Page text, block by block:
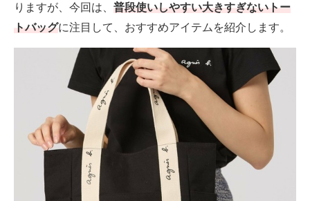
釣り具・釣り用品 食品・飲料・お酒
食器・グラス・カトラリー
注目記事を集めた総合ページ
ITの今と未来を見通す
スマホと通信の最新トレンド
進化するPCとデバイスの未来
りますが、今回は、 普段使いしやすい大きすぎないトー
トバッグに注目して、おすすめアイテムを紹介します。